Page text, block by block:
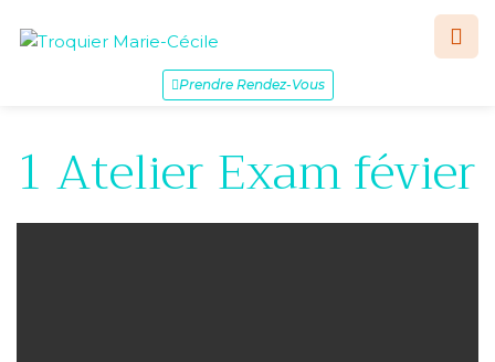
Prendre Rendez-Vous
1 Atelier Exam févier